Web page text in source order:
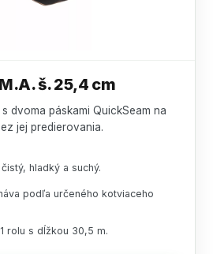
š. 25,4 cm
dvoma páskami QuickSeam na
jej predierovania.
hladký a suchý.
podľa určeného kotviaceho
rolu s dĺžkou 30,5 m.